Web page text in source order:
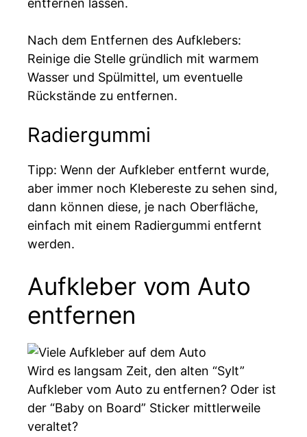
entfernen lassen.
Nach dem Entfernen des Aufklebers:
Reinige die Stelle gründlich mit warmem
Wasser und Spülmittel, um eventuelle
Rückstände zu entfernen.
Radiergummi
Tipp: Wenn der Aufkleber entfernt wurde,
aber immer noch Klebereste zu sehen sind,
dann können diese, je nach Oberfläche,
einfach mit einem Radiergummi entfernt
werden.
Aufkleber vom Auto
entfernen
Wird es langsam Zeit, den alten “Sylt”
Aufkleber vom Auto zu entfernen? Oder ist
der “Baby on Board” Sticker mittlerweile
veraltet?